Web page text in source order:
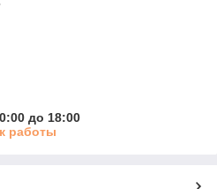
до 18:00
работы